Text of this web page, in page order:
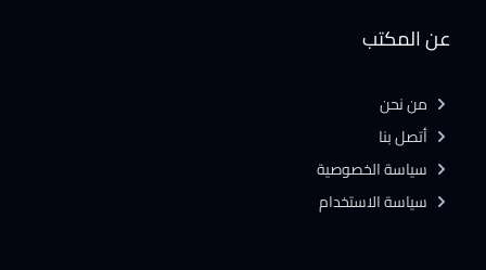
عن المكتب
من نحن
أتصل بنا
سياسة الخصوصية
سياسة الاستخدام